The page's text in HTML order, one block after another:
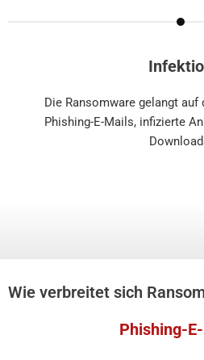
Die Ransomware gelangt auf
Phishing-E-Mails, infizierte
Wie verbreitet sich
Phishing-